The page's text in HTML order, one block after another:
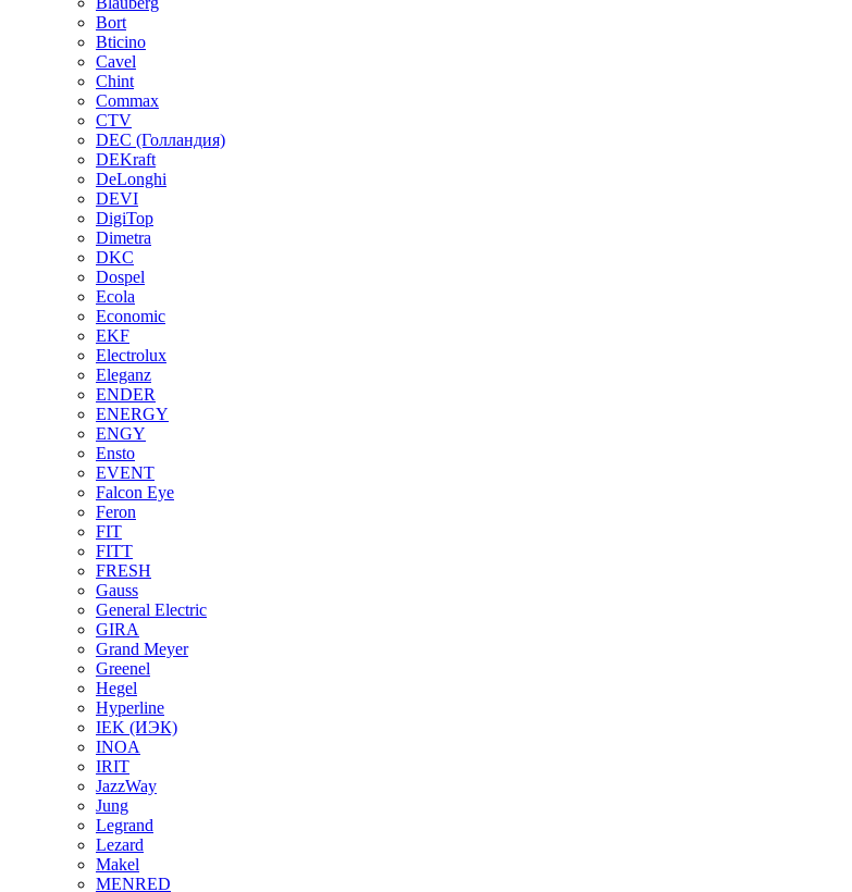
Bort
Bticino
Cavel
Chint
Commax
CTV
DEC (Голландия)
DEKraft
DeLonghi
DEVI
DigiTop
Dimetra
DKC
Dospel
Ecola
Economic
EKF
Electrolux
Eleganz
ENDER
ENERGY
ENGY
Ensto
EVENT
Falcon Eye
Feron
FIT
FITT
FRESH
Gauss
General Electric
GIRA
Grand Meyer
Greenel
Hegel
Hyperline
IEK (ИЭК)
INOA
IRIT
JazzWay
Jung
Legrand
Lezard
Makel
MENRED